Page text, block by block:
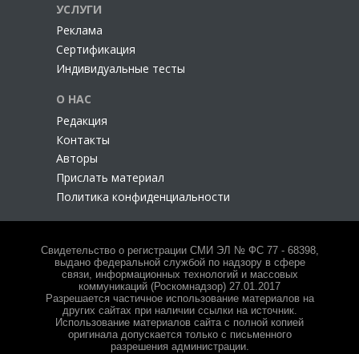
УСЛУГИ
Реклама
Сертификация
Индивидуальные тесты
О НАС
Редакция
Контакты
Авторы
Прислать материал
Политика конфиденциальности
Свидетельство о регистрации СМИ ЭЛ № ФС 77 - 68398,
выдано федеральной службой по надзору в сфере
связи, информационных технологий и массовых
коммуникаций (Роскомнадзор) 27.01.2017
Разрешается частичное использование материалов на
других сайтах при наличии ссылки на источник.
Использование материалов сайта с полной копией
оригинала допускается только с письменного
разрешения администрации.